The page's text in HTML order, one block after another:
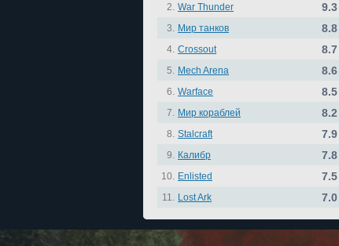
2. War Thunder 9.3
3. Мир танков 8.8
4. Crossout 8.7
5. Mech Arena 8.6
6. Warface 8.5
7. Мир кораблей 8.2
8. Stalcraft 7.9
9. Калибр 7.8
10. Enlisted 7.5
11. Lost Ark 7.0